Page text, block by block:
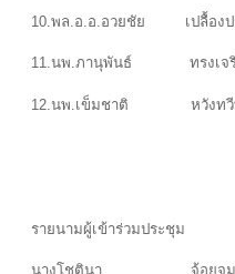
10.พล.อ.อ.อวยชัย เปลื้อง
11.นพ.ภานุพันธ์ ทรงเจ
12.นพ.เข็มชาติ หวัง
รายนามผู้เข้าร่วมประชุม
นางโชตินา จ้อยจุมพจ